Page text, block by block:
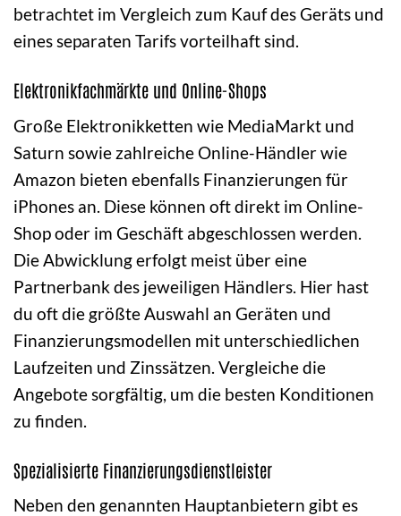
betrachtet im Vergleich zum Kauf des Geräts und
eines separaten Tarifs vorteilhaft sind.
Elektronikfachmärkte und Online-Shops
Große Elektronikketten wie MediaMarkt und
Saturn sowie zahlreiche Online-Händler wie
Amazon bieten ebenfalls Finanzierungen für
iPhones an. Diese können oft direkt im Online-
Shop oder im Geschäft abgeschlossen werden.
Die Abwicklung erfolgt meist über eine
Partnerbank des jeweiligen Händlers. Hier hast
du oft die größte Auswahl an Geräten und
Finanzierungsmodellen mit unterschiedlichen
Laufzeiten und Zinssätzen. Vergleiche die
Angebote sorgfältig, um die besten Konditionen
zu finden.
Spezialisierte Finanzierungsdienstleister
Neben den genannten Hauptanbietern gibt es